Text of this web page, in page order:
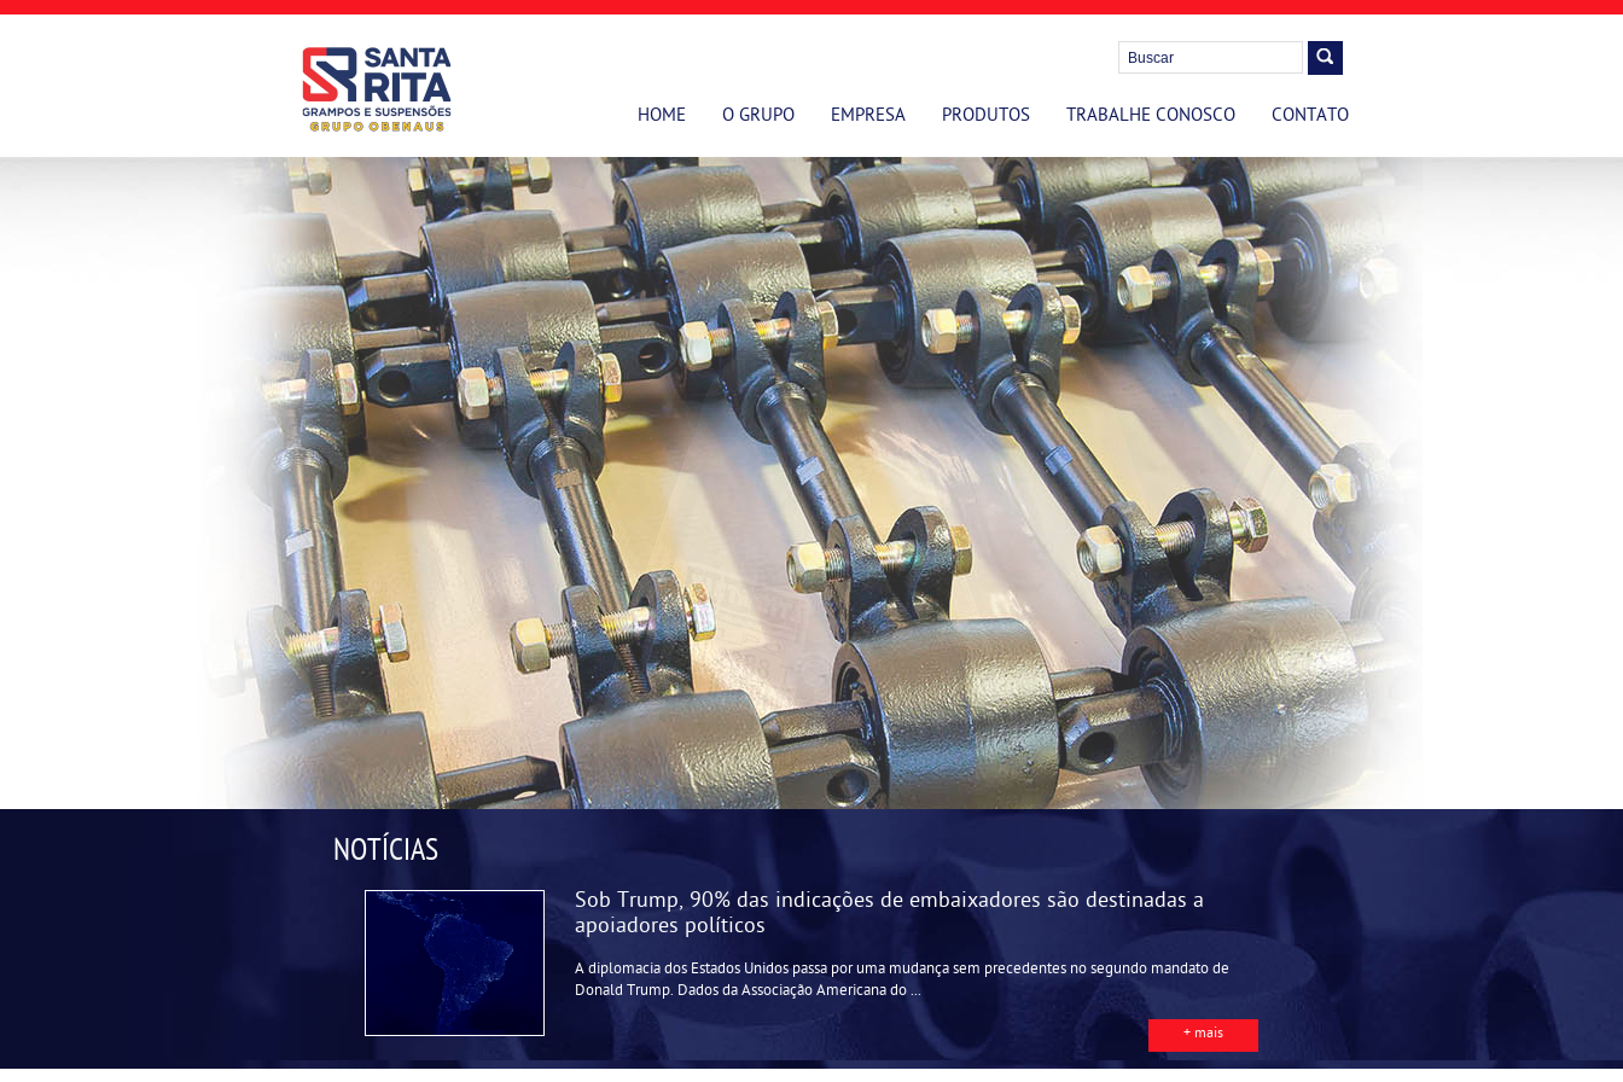
HOME O GRUPO EMPRESA PRODUTOS TRABALHE CONOSCO CONTATO
NOTÍCIAS
Sob Trump, 90% das indicações de embaixadores são destinadas a
apoiadores políticos
A diplomacia dos Estados Unidos passa por uma mudança sem precedentes no segundo mandato de
Donald Trump. Dados da Associação Americana do ...
+ mais